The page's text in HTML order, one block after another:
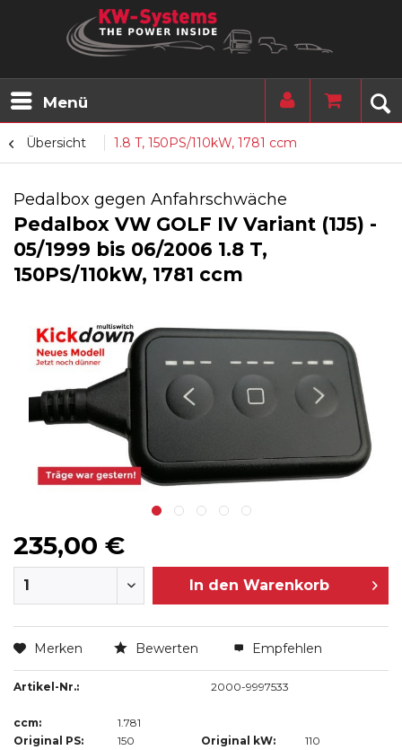
Menü
Übersicht 1.8 T, 150PS/110kW, 1781 ccm
Pedalbox gegen Anfahrschwäche
Pedalbox VW GOLF IV Variant (1J5) -
05/1999 bis 06/2006 1.8 T,
150PS/110kW, 1781 ccm
235,00 €
In den Warenkorb
Merken Bewerten Empfehlen
Artikel-Nr.: 2000-9997533
ccm:
1.781
Original PS:
150 Original kW:
110